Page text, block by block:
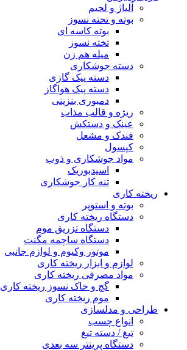
آلیاژ و لحیم
بوته و تحته نسوز
بوته کاسه ای
تخته نسوز
میله هم زن
دسته جوشکاری
دسته پیک گازی
دسته پیک هواگاز
دمبوری بنزینی
ریژه و قالب مذاب
عینک و دستکش
فندک و مشعل
کپسول
مواد جوشکاری و ذوب
اسیدبوریک
تنه کار جوشکاری
ریخته کاری
بوته و استوپر
دستگاه ریخته کاری
دستگاه تزریق موم
دستگاه ساچمه مگنت
موتور وکیوم و لوازم جانبی
لوازم و ابزار ریخته کاری
مواد مصرفی ریخته کاری
گچ و خاک نسوز ریخته کاری
موم ریخته کاری
طراحی و مدلسازی
انواع چسب
تیغ / دسته تیغ
دستگاه پرینتر سه بعدی